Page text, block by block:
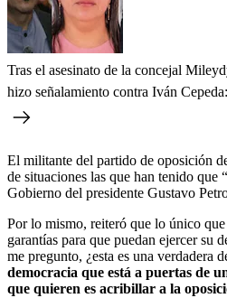
Tras el asesinato de la concejal
hizo señalamiento contra Iván
El militante del partido de oposición
de situaciones las que han tenido que
Gobierno del presidente Gustavo
Por lo mismo, reiteró que lo único
garantías para que puedan ejercer su
me pregunto, ¿esta es una verdadera
democracia que está a puertas de
que quieren es acribillar a la